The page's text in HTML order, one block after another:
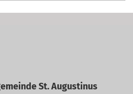
St. Augustinus